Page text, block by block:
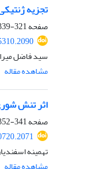
تجزیه
صفحه321-339
سید فاضل
مشاهده مقاله
اثر تنش
صفحه341-352
تهمینه